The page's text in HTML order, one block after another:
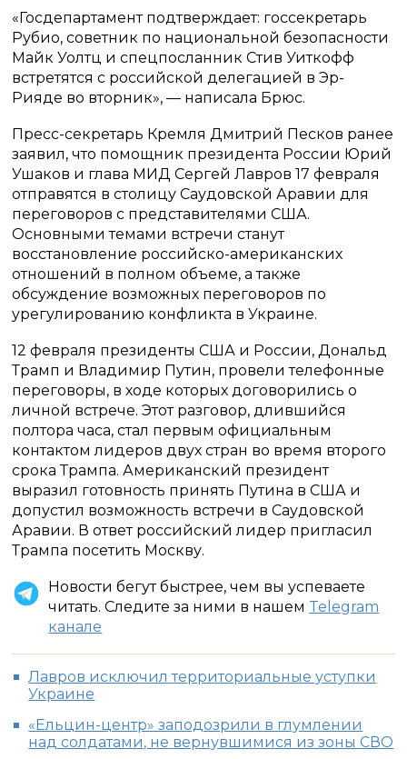
«Госдепартамент подтверждает: госсекретарь
Рубио, советник по национальной безопасности
Майк Уолтц и спецпосланник Стив Уиткофф
встретятся с российской делегацией в Эр-
Рияде во вторник», — написала Брюс.
Пресс-секретарь Кремля Дмитрий Песков ранее
заявил, что помощник президента России Юрий
Ушаков и глава МИД Сергей Лавров 17 февраля
отправятся в столицу Саудовской Аравии для
переговоров с представителями США.
Основными темами встречи станут
восстановление российско-американских
отношений в полном объеме, а также
обсуждение возможных переговоров по
урегулированию конфликта в Украине.
12 февраля президенты США и России, Дональд
Трамп и Владимир Путин, провели телефонные
переговоры, в ходе которых договорились о
личной встрече. Этот разговор, длившийся
полтора часа, стал первым официальным
контактом лидеров двух стран во время второго
срока Трампа. Американский президент
выразил готовность принять Путина в США и
допустил возможность встречи в Саудовской
Аравии. В ответ российский лидер пригласил
Трампа посетить Москву.
Новости бегут быстрее, чем вы успеваете
читать. Следите за ними в нашем Telegram
канале
Лавров исключил территориальные уступки
Украине
«Ельцин-центр» заподозрили в глумлении
над солдатами, не вернувшимися из зоны СВО